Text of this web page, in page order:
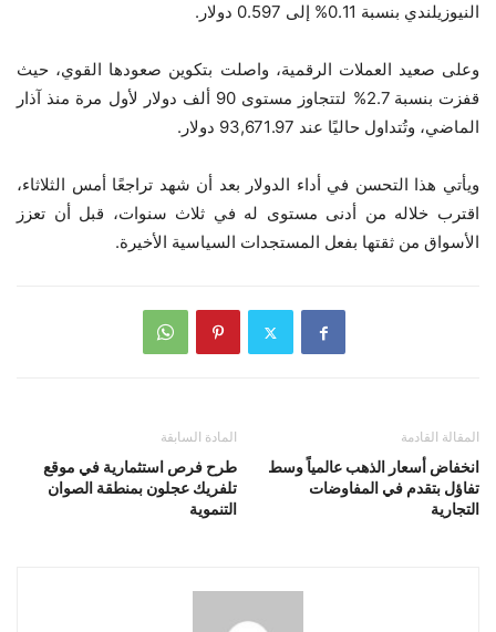
النيوزيلندي بنسبة 0.11% إلى 0.597 دولار.
وعلى صعيد العملات الرقمية، واصلت بتكوين صعودها القوي، حيث
قفزت بنسبة 2.7% لتتجاوز مستوى 90 ألف دولار لأول مرة منذ آذار
الماضي، وتُتداول حاليًا عند 93,671.97 دولار.
ويأتي هذا التحسن في أداء الدولار بعد أن شهد تراجعًا أمس الثلاثاء،
اقترب خلاله من أدنى مستوى له في ثلاث سنوات، قبل أن تعزز
الأسواق من ثقتها بفعل المستجدات السياسية الأخيرة.
المادة السابقة
طرح فرص استثمارية في موقع
تلفريك عجلون بمنطقة الصوان
التنموية
المقالة القادمة
انخفاض أسعار الذهب عالمياً وسط
تفاؤل بتقدم في المفاوضات
التجارية